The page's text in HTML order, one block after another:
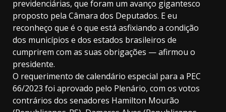
previdenciárias, que foram um avanço gigantesco
proposto pela Câmara dos Deputados. E eu
reconheço que é o que está asfixiando a condição
dos municípios e dos estados brasileiros de
cumprirem com as suas obrigações — afirmou o
presidente.
O requerimento de calendário especial para a PEC
66/2023 foi aprovado pelo Plenário, com os votos
contrários dos senadores Hamilton Mourão